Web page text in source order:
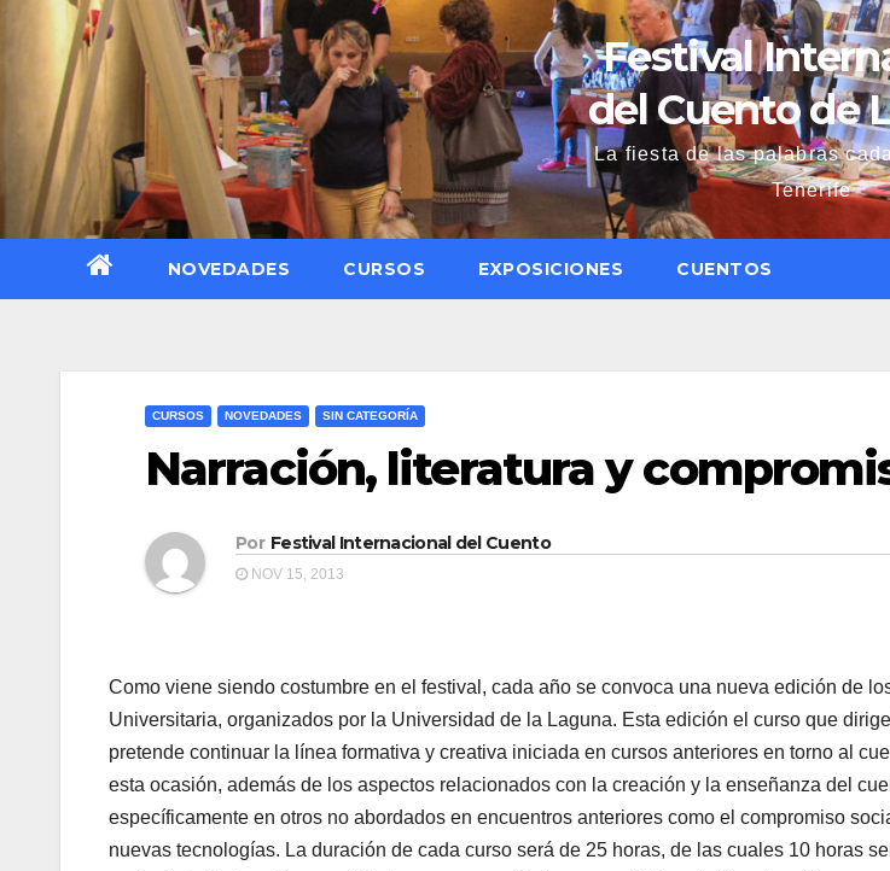
contenido
Festival
del Cuento de
La fiesta de las palabras
Tenerife
NOVEDADES CURSOS EXPOSICIONES CUENTOS
CURSOS NOVEDADES SIN CATEGORÍA
Narración, literatura y
Por Festival Internacional del Cuento
NOV 15, 2013
Como viene siendo costumbre en el festival, cada año se convoca una nueva edición de
Universitaria, organizados por la Universidad de la Laguna. Esta edición el curso que
pretende continuar la línea formativa y creativa iniciada en cursos anteriores en torno al
esta ocasión, además de los aspectos relacionados con la creación y la enseñanza del
específicamente en otros no abordados en encuentros anteriores como el compromiso
nuevas tecnologías. La duración de cada curso será de 25 horas, de las cuales 10 horas